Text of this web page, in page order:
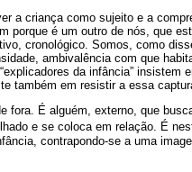
a criança como sujeito e a
porque é um outro de nós, que
cronológico. Somos, como
ambivalência com que
da infância” insistem
também em resistir a essa
fora. É alguém, externo, que
e se coloca em relação. É
contrapondo-se a uma